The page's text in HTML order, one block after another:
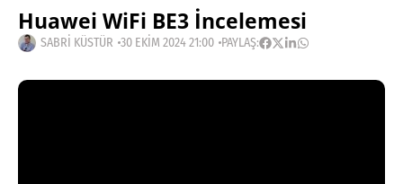
Huawei WiFi BE3 İncelemesi
SABRI KÜSTÜR 30 EKIM 2024 21:00 PAYLAŞ: